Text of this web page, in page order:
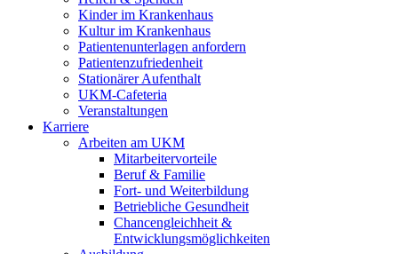
Kinder im Krankenhaus
Kultur im Krankenhaus
Patientenunterlagen anfordern
Patientenzufriedenheit
Stationärer Aufenthalt
UKM-Cafeteria
Veranstaltungen
Karriere
Arbeiten am UKM
Mitarbeitervorteile
Beruf & Familie
Fort- und Weiterbildung
Betriebliche Gesundheit
Chancengleichheit &
Entwicklungsmöglichkeiten